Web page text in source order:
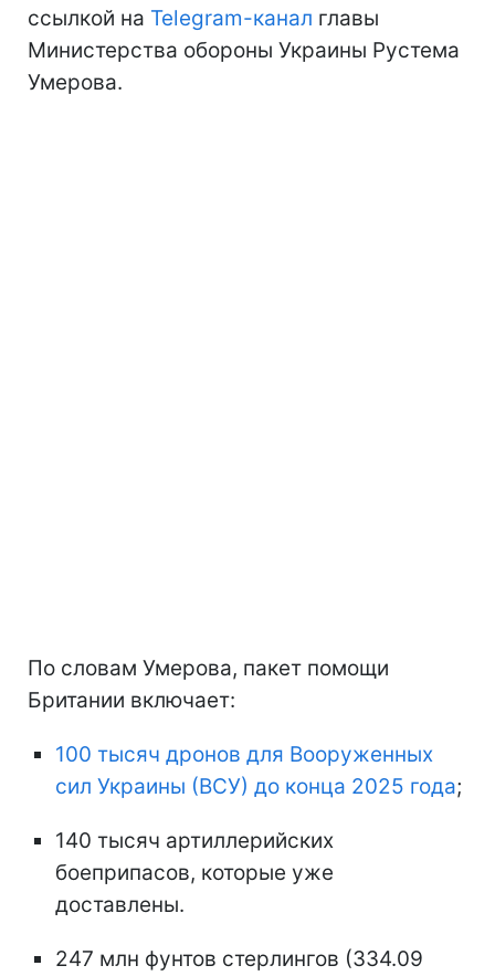
ссылкой на Telegram-канал главы
Министерства обороны Украины Рустема
Умерова.
По словам Умерова, пакет помощи
Британии включает:
100 тысяч дронов для Вооруженных
сил Украины (ВСУ) до конца 2025 года;
140 тысяч артиллерийских
боеприпасов, которые уже
доставлены.
247 млн фунтов стерлингов (334.09